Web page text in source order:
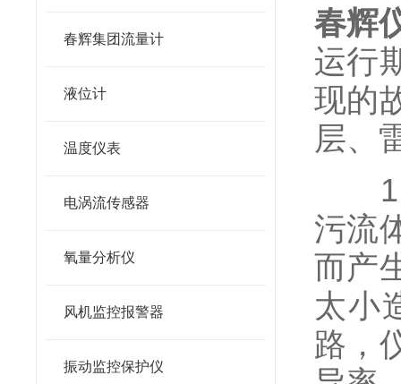
春辉集团流量计
液位计
温度仪表
电涡流传感器
氧量分析仪
风机监控报警器
振动监控保护仪
春辉
运行
现的
层、
1）
污流
而产
太小
路，